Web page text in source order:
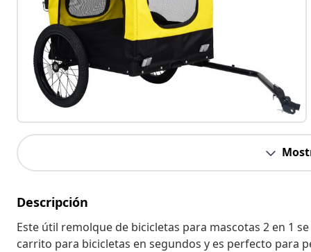
Descripción
Este útil remolque de bicicletas para mascotas 2 en 1
carrito para bicicletas en segundos y es perfecto para